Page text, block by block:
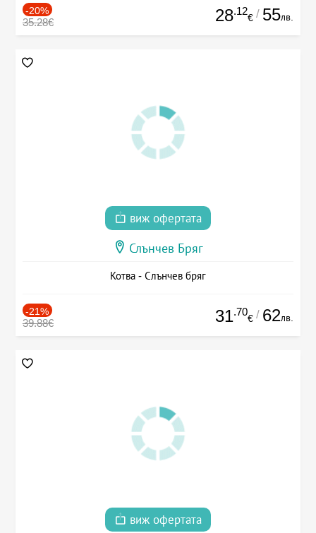
-20%
35.28€ 28.12
€ / 55лв.
виж офертата
Слънчев Бряг
Котва - Слънчев бряг
-21%
39.88€ 31.70
€ / 62лв.
виж офертата